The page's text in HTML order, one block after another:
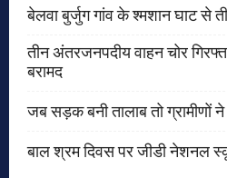
बेलवा बुर्जुग गांव के श्मशान घाट से
तीन अंतरजनपदीय वाहन चोर
बरामद
जब सड़क बनी तालाब तो ग्रामीणों ने
बाल श्रम दिवस पर जीडी नेशनल